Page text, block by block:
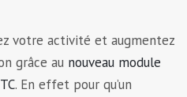
votre activité et augmentez
grâce au nouveau module
. En effet pour qu’un